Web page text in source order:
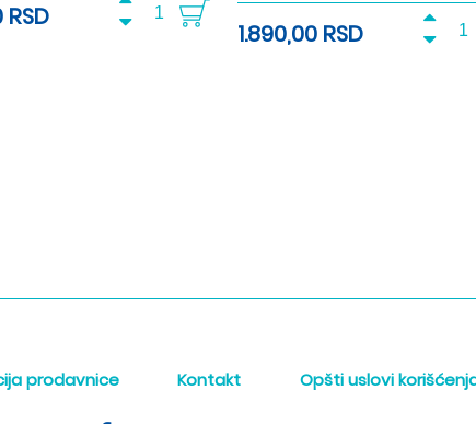
1.890,00 RSD
prodavnice Kontakt Opšti uslovi